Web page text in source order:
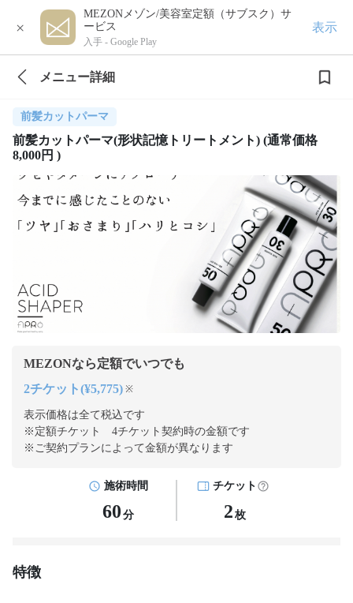
×
MEZONメゾン/美容室定額（サブスク）サ
ービス
入手 - Google Play
表示
メニュー詳細
前髪カットパーマ
前髪カットパーマ(形状記憶トリートメント) (通常価格
8,000円 )
MEZONなら定額でいつでも
2チケット(¥5,775) ※
表示価格は全て税込です
※定額チケット 4チケット契約時の金額です
※ご契約プランによって金額が異なります
施術時間
60 分
チケット
2 枚
特徴